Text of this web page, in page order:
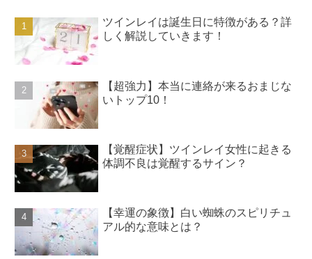
ツインレイは誕生日に特徴がある？詳
しく解説していきます！
【超強力】本当に連絡が来るおまじな
いトップ10！
【覚醒症状】ツインレイ女性に起きる
体調不良は覚醒するサイン？
【幸運の象徴】白い蜘蛛のスピリチュ
アル的な意味とは？